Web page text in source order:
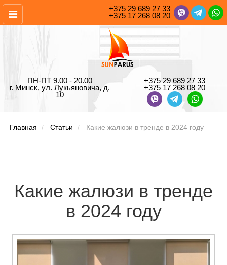
+375 29 689 27 33
+375 17 268 08 20
ПН-ПТ 9.00 - 20.00
г. Минск, ул. Лукьяновича, д.
10
+375 29 689 27 33
+375 17 268 08 20
Главная Статьи Какие жалюзи в тренде в 2024 году
Какие жалюзи в тренде
в 2024 году